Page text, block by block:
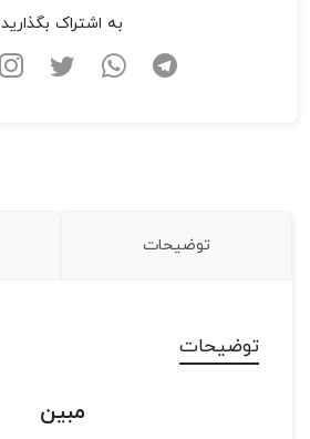
به اشتراک بگذارید
توضیحات
توضیحات
مبین